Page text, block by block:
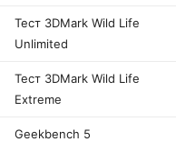
Тест 3DMark Wild Life
Unlimited
Тест 3DMark Wild Life
Extreme
Geekbench 5